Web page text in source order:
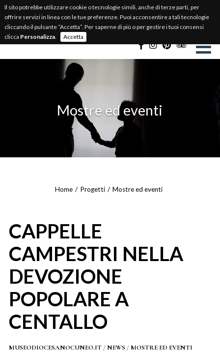
BIGLIETTERIA ONLINE
Select Language
Mostre ed eventi
Home Progetti Mostre ed eventi
CAPPELLE
CAMPESTRI NELLA
DEVOZIONE
POPOLARE A
CENTALLO
MUSEODIOCESANOCUNEO.IT/NEWS /MOSTRE ED EVENTI
Il sito potrebbe utilizzare cookie o tecnologie simili, anche di terze parti, per
offrire servizi in linea con le tue preferenze. Puoi acconsentire a tali tecnologie
cliccando il pulsante “Accetta”. Per saperne di più o per gestire i tuoi consensi
clicca Personalizza. Accetta